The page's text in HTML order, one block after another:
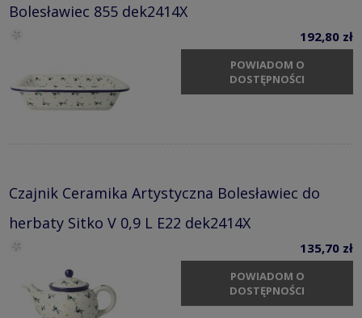
Bolesławiec 855 dek2414X
192,80 zł
POWIADOM O
DOSTĘPNOŚCI
Czajnik Ceramika Artystyczna Bolesławiec do
herbaty Sitko V 0,9 L E22 dek2414X
135,70 zł
POWIADOM O
DOSTĘPNOŚCI